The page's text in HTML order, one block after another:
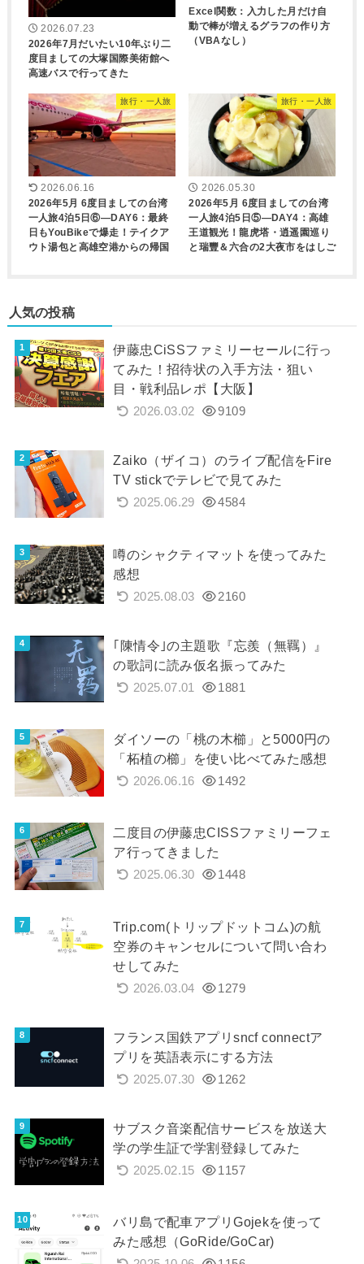
2026.07.23
2026年7月だいたい10年ぶり二
度目ましての大塚国際美術館へ
高速バスで行ってきた
Excel関数：入力した月だけ自
動で棒が増えるグラフの作り方
（VBAなし）
旅行・一人旅
2026.06.16
2026年5月 6度目ましての台湾
一人旅4泊5日⑥―DAY6：最終
日もYouBikeで爆走！テイクア
ウト湯包と高雄空港からの帰国
旅行・一人旅
2026.05.30
2026年5月 6度目ましての台湾
一人旅4泊5日⑤―DAY4：高雄
王道観光！龍虎塔・逍遥園巡り
と瑞豐＆六合の2大夜市をはしご
人気の投稿
伊藤忠CiSSファミリーセールに行っ
てみた！招待状の入手方法・狙い
目・戦利品レポ【大阪】
2026.03.02 9109
Zaiko（ザイコ）のライブ配信をFire
TV stickでテレビで見てみた
2025.06.29 4584
噂のシャクティマットを使ってみた
感想
2025.08.03 2160
｢陳情令｣の主題歌『忘羨（無羈）』
の歌詞に読み仮名振ってみた
2025.07.01 1881
ダイソーの「桃の木櫛」と5000円の
「柘植の櫛」を使い比べてみた感想
2026.06.16 1492
二度目の伊藤忠CISSファミリーフェ
ア行ってきました
2025.06.30 1448
Trip.com(トリップドットコム)の航
空券のキャンセルについて問い合わ
せしてみた
2026.03.04 1279
フランス国鉄アプリsncf connectア
プリを英語表示にする方法
2025.07.30 1262
サブスク音楽配信サービスを放送大
学の学生証で学割登録してみた
2025.02.15 1157
バリ島で配車アプリGojekを使って
みた感想（GoRide/GoCar)